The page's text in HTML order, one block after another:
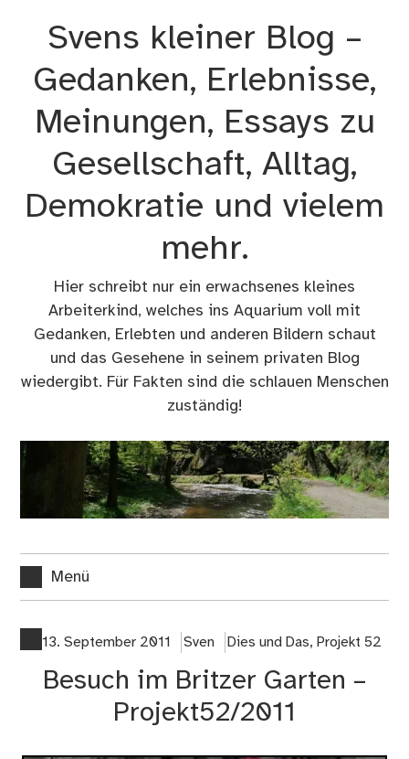
Svens kleiner Blog –
Gedanken, Erlebnisse,
Meinungen, Essays zu
Gesellschaft, Alltag,
Demokratie und vielem
mehr.
Hier schreibt nur ein erwachsenes kleines
Arbeiterkind, welches ins Aquarium voll mit
Gedanken, Erlebten und anderen Bildern schaut
und das Gesehene in seinem privaten Blog
wiedergibt. Für Fakten sind die schlauen Menschen
zuständig!
Menü
13. September 2011 Sven Dies und Das, Projekt 52
Besuch im Britzer Garten –
Projekt52/2011